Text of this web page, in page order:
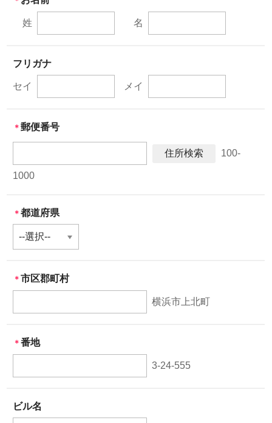
選んでつくる防水シール
猫グッズ
写真でつくるシリーズ
写真でつくるカーステッカー
お問い合わせ
姓 名
フリガナ
セイ メイ
＊ 郵便番号
100-
1000
＊ 都道府県
＊ 市区郡町村
横浜市上北町
＊ 番地
3-24-555
ビル名